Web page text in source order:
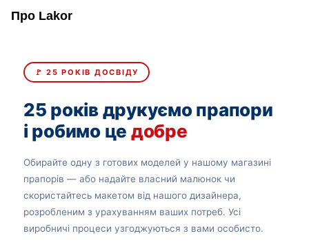
Про Lakor
🚩 25 РОКІВ ДОСВІДУ
25 років друкуємо прапори
і робимо це добре
Обирайте одну з готових моделей у нашому магазині
прапорів — або надайте власний малюнок чи
скористайтесь макетом від нашого дизайнера,
розробленим з урахуванням ваших потреб. Усі
виробничі процеси узгоджуються з вами особисто.